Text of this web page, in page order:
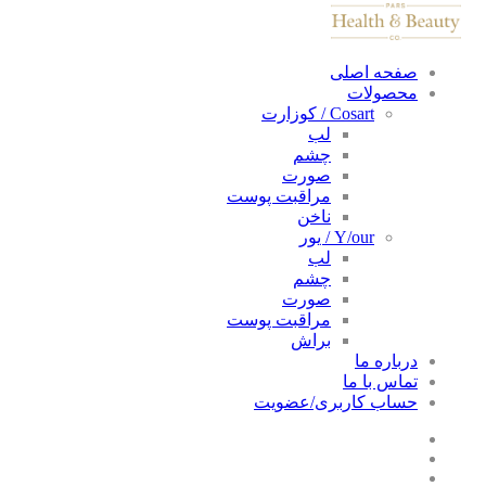
صفحه اصلی
محصولات
Cosart / کوزارت
لب
چشم
صورت
مراقبت پوست
ناخن
Y/our / یور
لب
چشم
صورت
مراقبت پوست
براش
درباره ما
تماس با ما
حساب کاربری/عضویت